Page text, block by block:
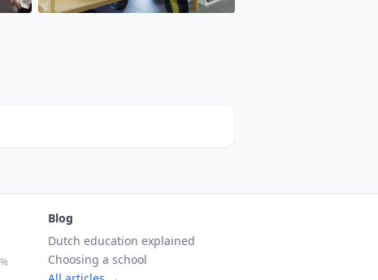
Blog
Dutch education explained
Choosing a school